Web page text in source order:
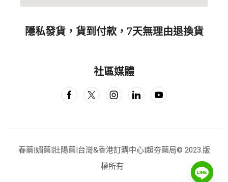
隱私發貨，貨到付款，7天無理由退換貨
社區媒體
春藥|媚藥|壯陽藥|台灣&香港訂購中心|超夯藥局© 2023.版
權所有